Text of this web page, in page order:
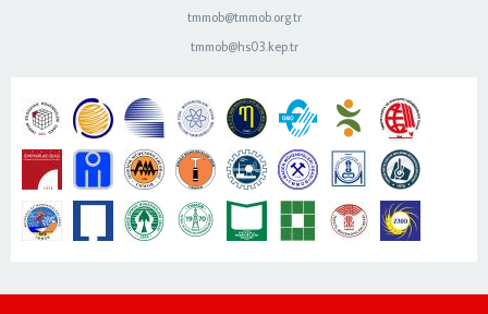
tmmob@tmmob.org.tr
tmmob@hs03.kep.tr